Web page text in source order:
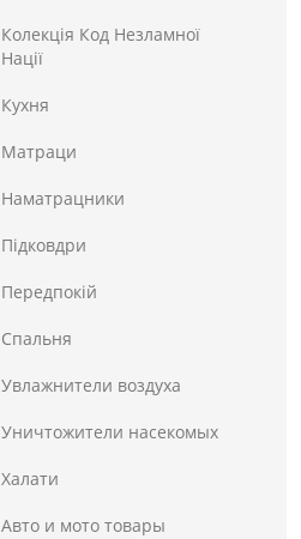
Колекція Код Незламної
Нації
Кухня
Матраци
Наматрацники
Пiдковдри
Передпокій
Спальня
Увлажнители воздуха
Уничтожители насекомых
Халати
Авто и мото товары